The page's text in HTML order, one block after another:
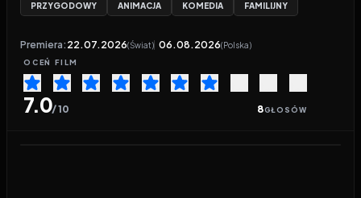
PRZYGODOWY ANIMACJA KOMEDIA FAMILIJNY
Premiera: 22.07.2026(Świat) 06.08.2026(Polska)
OCEŃ FILM
7.0/ 10 8GŁOSÓW